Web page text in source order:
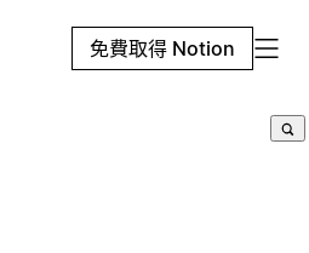
免費取得 Notion